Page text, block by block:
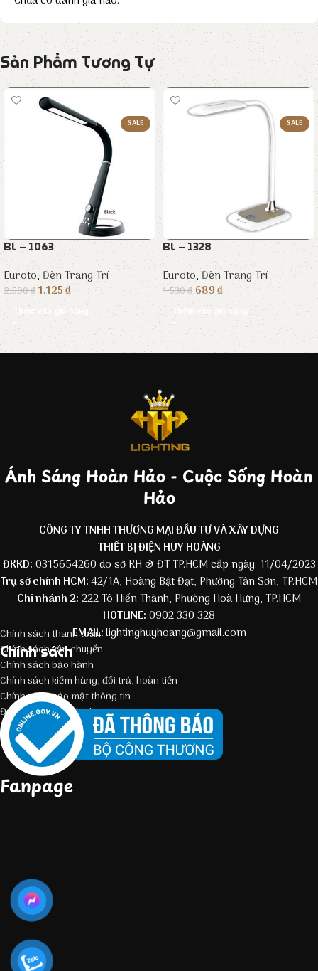
Sản Phẩm Tương Tự
SALE
BL – 1063
Euroto,Đèn Trang Trí
2.500₫1.125₫
Thêm vào giỏ hàng
SALE
BL – 1328
Euroto,Đèn Trang Trí
1.530₫ 689₫
Thêm vào giỏ hàng
Ánh Sáng Hoàn Hảo - Cuộc Sống Hoàn
Hảo
CÔNG TY TNHH THƯƠNG MẠI ĐẦU TƯ VÀ XÂY DỰNG
THIẾT BỊ ĐIỆN HUY HOÀNG
ĐKKD: 0315654260 do sở KH & ĐT TP.HCM cấp ngày: 11/04/2023
Trụ sở chính HCM:42/1A, Hoàng Bật Đạt, Phường Tân Sơn, TP.HCM
Chi nhánh 2: 222 Tô Hiến Thành, Phường Hoà Hưng, TP.HCM
HOTLINE: 0902 330 328
EMAIL:lightinghuyhoang@gmail.com
Chính sách
Chính sách thanh toán
Chính sách vận chuyển
Chính sách bảo hành
Chính sách kiểm hàng, đổi trả, hoàn tiền
Chính sách bảo mật thông tin
Điều kiện giao dịch chung
Fanpage